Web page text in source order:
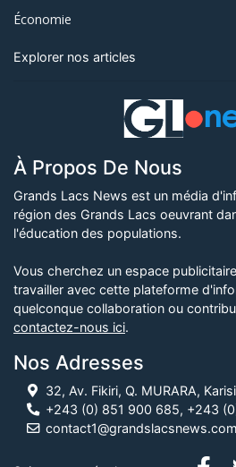
Économie
Explorer nos articles
À Propos De Nous
Grands Lacs News est un média
région des Grands Lacs oeuvrant
l'éducation des populations.
Vous cherchez un espace
travailler avec cette plateforme
quelconque collaboration ou
contactez-nous ici.
Nos Adresses
32, Av. Fikiri, Q. MURARA,
+243 (0) 851 900 685, +243
contact1@grandslacsnews.com